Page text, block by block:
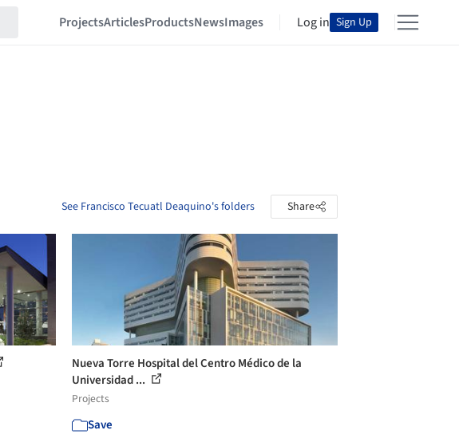
ProjectsArticlesProductsNewsImages Log in Sign Up
See Francisco Tecuatl Deaquino's folders Share
Nueva Torre Hospital del Centro Médico de la
Universidad ...
Projects
Save